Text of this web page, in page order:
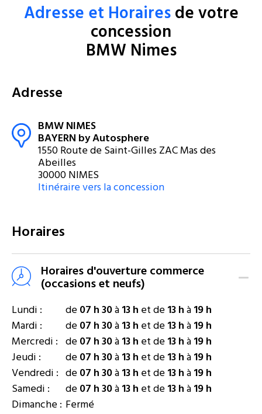
Adresse et Horairesde votre
concession
BMW Nimes
Adresse
BMW NIMES
BAYERN by Autosphere
1550 Route de Saint-Gilles ZAC Mas des
Abeilles
30000 NIMES
Itinéraire vers la concession
Horaires
Horaires d'ouverture commerce
(occasions et neufs)
Lundi : de07 h 30à13 h et de13 hà19 h
Mardi :
de07 h 30à13 h et de13 hà19 h
Mercredi : de07 h 30à13 h et de13 hà19 h
Jeudi :
de07 h 30à13 h et de13 hà19 h
Vendredi : de07 h 30à13 h et de13 hà19 h
Samedi :
de07 h 30à13 h et de13 hà19 h
Dimanche : Fermé